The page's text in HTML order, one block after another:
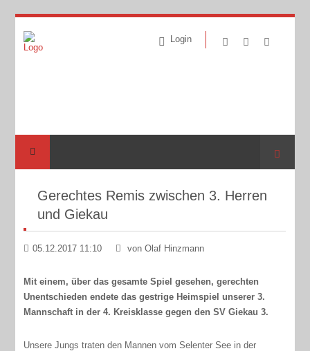
Login
Suche
Gerechtes Remis zwischen 3. Herren
und Giekau
05.12.2017 11:10 von Olaf Hinzmann
Mit einem, über das gesamte Spiel gesehen, gerechten
Unentschieden endete das gestrige Heimspiel unserer 3.
Mannschaft in der 4. Kreisklasse gegen den SV Giekau 3.
Unsere Jungs traten den Mannen vom Selenter See in der